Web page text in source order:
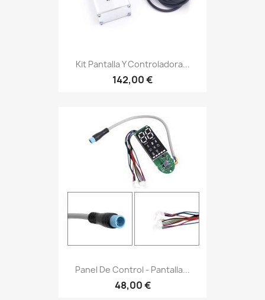
Kit Pantalla Y Controladora...
142,00 €
Panel De Control - Pantalla...
48,00 €